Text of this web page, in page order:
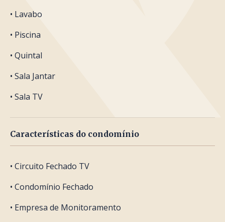
• Lavabo
• Piscina
• Quintal
• Sala Jantar
• Sala TV
Características do condomínio
• Circuito Fechado TV
• Condomínio Fechado
• Empresa de Monitoramento